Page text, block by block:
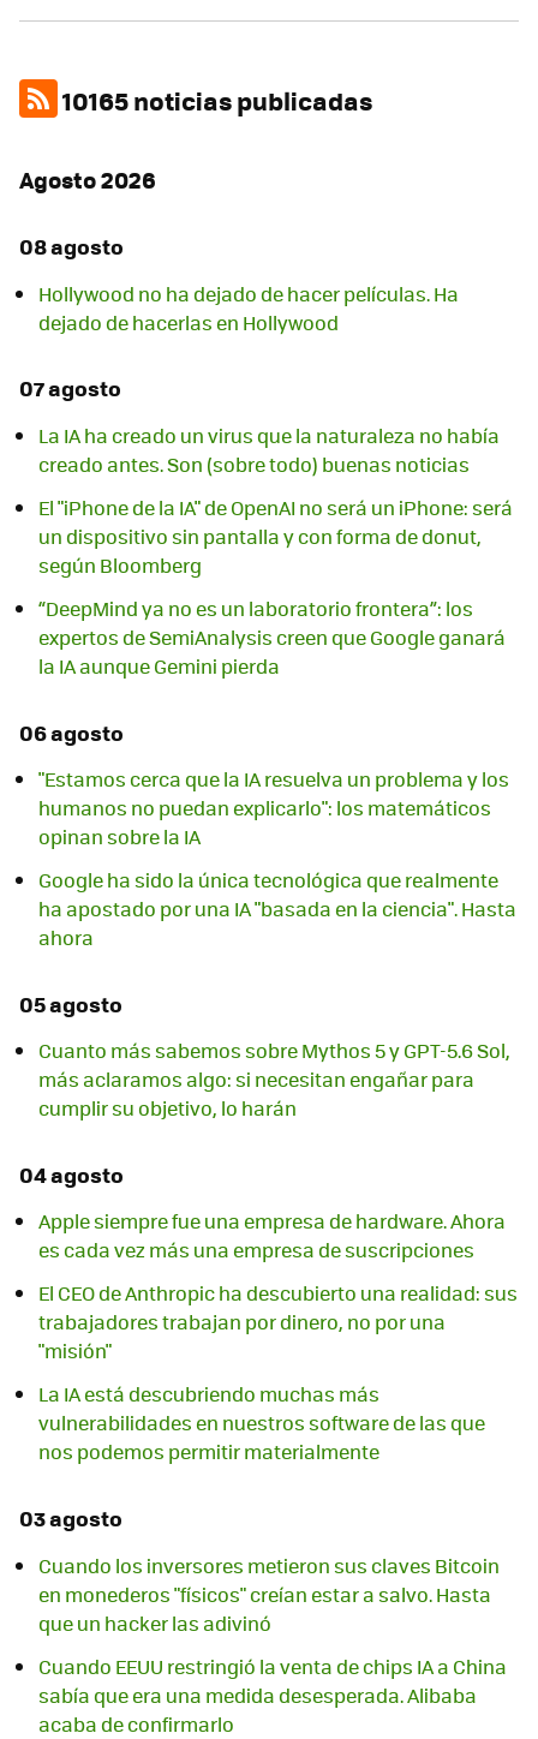
10165 noticias publicadas
Agosto 2026
08 agosto
Hollywood no ha dejado de hacer películas. Ha
dejado de hacerlas en Hollywood
07 agosto
La IA ha creado un virus que la naturaleza no había
creado antes. Son (sobre todo) buenas noticias
El "iPhone de la IA" de OpenAI no será un iPhone: será
un dispositivo sin pantalla y con forma de donut,
según Bloomberg
“DeepMind ya no es un laboratorio frontera”: los
expertos de SemiAnalysis creen que Google ganará
la IA aunque Gemini pierda
06 agosto
"Estamos cerca que la IA resuelva un problema y los
humanos no puedan explicarlo": los matemáticos
opinan sobre la IA
Google ha sido la única tecnológica que realmente
ha apostado por una IA "basada en la ciencia". Hasta
ahora
05 agosto
Cuanto más sabemos sobre Mythos 5 y GPT-5.6 Sol,
más aclaramos algo: si necesitan engañar para
cumplir su objetivo, lo harán
04 agosto
Apple siempre fue una empresa de hardware. Ahora
es cada vez más una empresa de suscripciones
El CEO de Anthropic ha descubierto una realidad: sus
trabajadores trabajan por dinero, no por una
"misión"
La IA está descubriendo muchas más
vulnerabilidades en nuestros software de las que
nos podemos permitir materialmente
03 agosto
Cuando los inversores metieron sus claves Bitcoin
en monederos "físicos" creían estar a salvo. Hasta
que un hacker las adivinó
Cuando EEUU restringió la venta de chips IA a China
sabía que era una medida desesperada. Alibaba
acaba de confirmarlo